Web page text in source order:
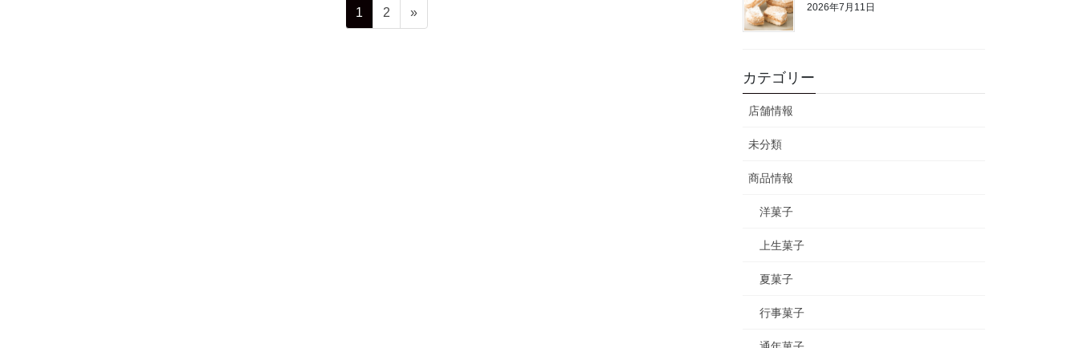
ペ
ー
1
ペ
ー
2 » 2026年7月11日
カテゴリー
店舗情報
未分類
商品情報
洋菓子
上生菓子
夏菓子
行事菓子